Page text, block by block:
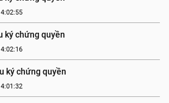
ký chứng quyền
ký chứng quyền